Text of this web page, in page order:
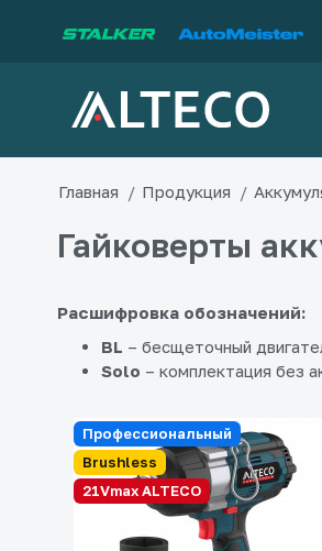
Главная Продукция
Гайковерты
Расшифровка обозначений:
BL – бесщеточный
Solo – комплектация без
Профессиональный
Brushless
21Vmax ALTECO